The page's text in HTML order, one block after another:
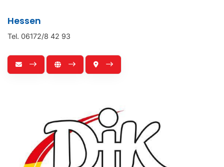
Hessen
Tel. 06172/8 42 93